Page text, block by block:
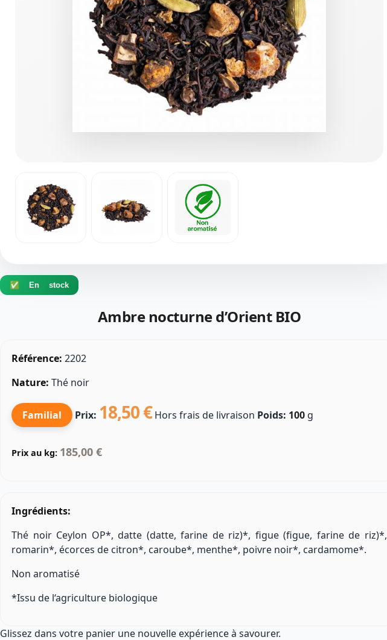
✅ En stock
Ambre nocturne d’Orient BIO
Référence: 2202
Nature: Thé noir
Familial Prix: 18,50 € Hors frais de livraison Poids: 100 g
Prix au kg: 185,00 €
Ingrédients:
Thé noir Ceylon OP*, datte (datte, farine de riz)*, figue (figue, farine de riz)*,
romarin*, écorces de citron*, caroube*, menthe*, poivre noir*, cardamome*.
Non aromatisé
*Issu de l‘agriculture biologique
Glissez dans votre panier une nouvelle expérience à savourer.